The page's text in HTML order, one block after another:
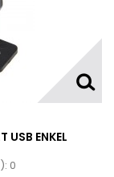
USB ENKEL
0